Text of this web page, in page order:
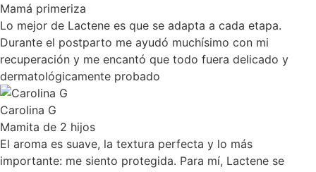
Mamá primeriza
Lo mejor de Lactene es que se adapta a cada etapa.
Durante el postparto me ayudó muchísimo con mi
recuperación y me encantó que todo fuera delicado y
dermatológicamente probado
Carolina G
Mamita de 2 hijos
El aroma es suave, la textura perfecta y lo más
importante: me siento protegida. Para mí, Lactene se